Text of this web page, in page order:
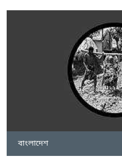
বাংলাদেশ